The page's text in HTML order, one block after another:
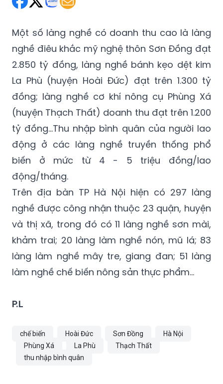
Một số làng nghề có doanh thu cao là làng
2.850 tỷ đồng, làng nghề bánh kẹo dệt kim
La Phù (huyện Hoài Đức) đạt trên 1.300 tỷ
đồng; làng nghề cơ khí nông cụ Phùng Xá
(huyện Thạch Thất) doanh thu đạt trên 1.200
tỷ đồng…Thu nhập bình quân của người lao
động ở các làng nghề truyền thống phổ
biến ở mức từ 4 - 5 triệu đồng/lao
động/tháng.
Trên địa bàn TP Hà Nội hiện có 297 làng
nghề được công nhận thuộc 23 quận, huyện
và thị xã, trong đó có 11 làng nghề sơn mài,
khảm trai; 20 làng làm nghề nón, mũ lá; 83
làng làm nghề mây tre, giang đan; 51 làng
làm nghề chế biến nông sản thực phẩm…
P.L
chế biến
thu nhập bình quân